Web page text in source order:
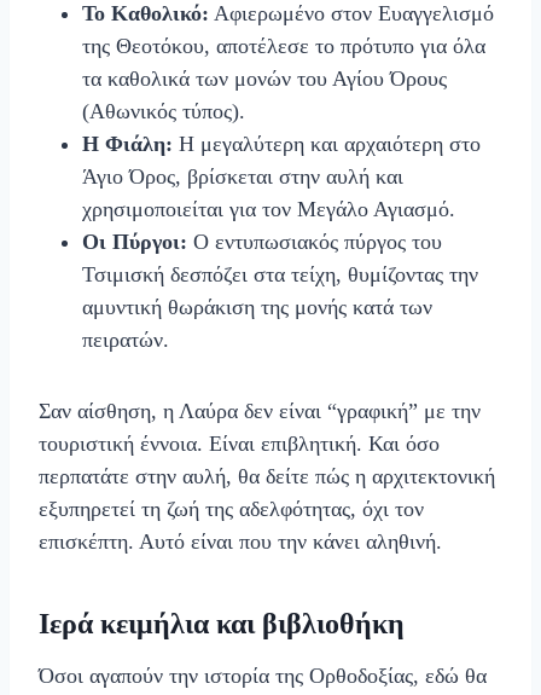
Το Καθολικό: Αφιερωμένο στον Ευαγγελισμό
της Θεοτόκου, αποτέλεσε το πρότυπο για όλα
τα καθολικά των μονών του Αγίου Όρους
(Αθωνικός τύπος).
Η Φιάλη: Η μεγαλύτερη και αρχαιότερη στο
Άγιο Όρος, βρίσκεται στην αυλή και
χρησιμοποιείται για τον Μεγάλο Αγιασμό.
Οι Πύργοι: Ο εντυπωσιακός πύργος του
Τσιμισκή δεσπόζει στα τείχη, θυμίζοντας την
αμυντική θωράκιση της μονής κατά των
πειρατών.
Σαν αίσθηση, η Λαύρα δεν είναι “γραφική” με την
τουριστική έννοια. Είναι επιβλητική. Και όσο
περπατάτε στην αυλή, θα δείτε πώς η αρχιτεκτονική
εξυπηρετεί τη ζωή της αδελφότητας, όχι τον
επισκέπτη. Αυτό είναι που την κάνει αληθινή.
Ιερά κειμήλια και βιβλιοθήκη
Όσοι αγαπούν την ιστορία της Ορθοδοξίας, εδώ θα